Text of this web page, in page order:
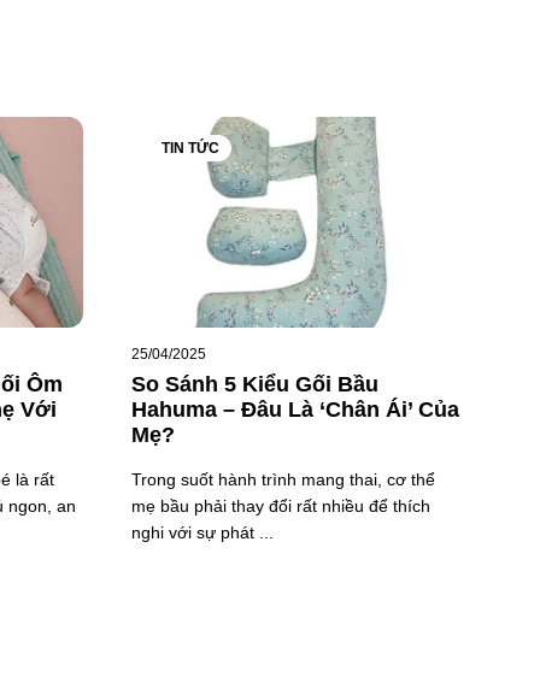
Ôm
Với
là rất
ngon, an
TIN TỨC
25/04/2025
So Sánh 5 Kiểu Gối Bầu
Hahuma – Đâu Là ‘Chân Ái’ Của
Mẹ?
Trong suốt hành trình mang thai, cơ thể
mẹ bầu phải thay đổi rất nhiều để thích
nghi với sự phát ...